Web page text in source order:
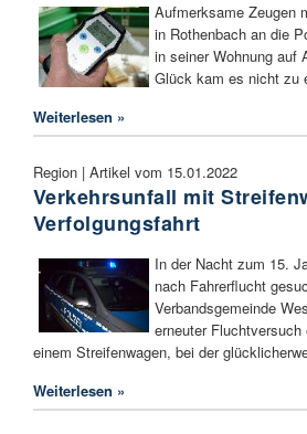
Aufmerksame Zeugen
in Rothenbach an die
in seiner Wohnung auf
Glück kam es nicht zu
Weiterlesen »
Region | Artikel vom 15.01.2022
Verkehrsunfall mit
Verfolgungsfahrt
In der Nacht zum 15.
nach Fahrerflucht
Verbandsgemeinde
erneuter
einem Streifenwagen, bei der
Weiterlesen »